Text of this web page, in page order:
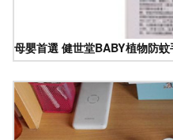
母嬰首選 健世堂BABY植物防